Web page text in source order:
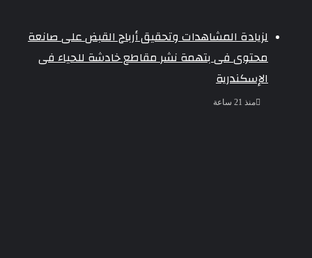
لزيادة المشاهدات وتحقيق أرباح القبض على صانعة
محتوى فى بتهمة نشر مقاطع خادشة للحياء فى
الإسكندرية
منذ 21 ساعة